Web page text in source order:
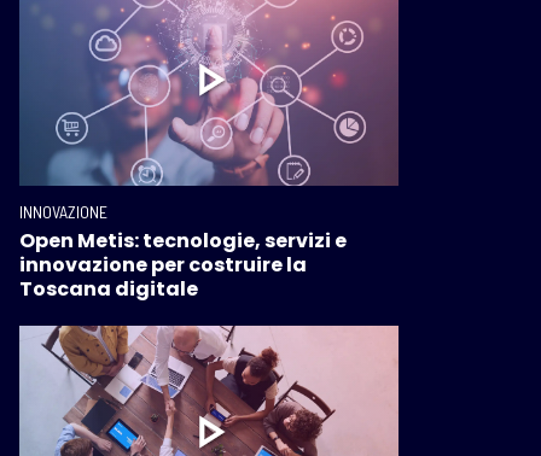
INNOVAZIONE
Open Metis: tecnologie, servizi e
innovazione per costruire la
Toscana digitale